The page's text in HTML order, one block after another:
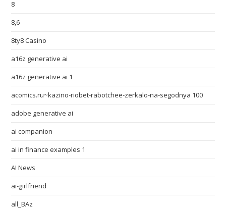
8
8,6
8ty8 Casino
a16z generative ai
a16z generative ai 1
acomics.ru~kazino-riobet-rabotchee-zerkalo-na-segodnya 100
adobe generative ai
ai companion
ai in finance examples 1
AI News
ai-girlfriend
all_BAz